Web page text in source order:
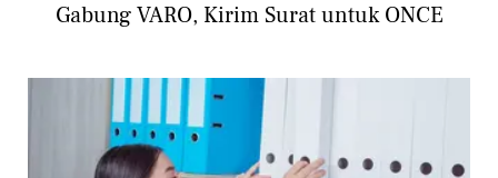
Gabung VARO, Kirim Surat untuk ONCE